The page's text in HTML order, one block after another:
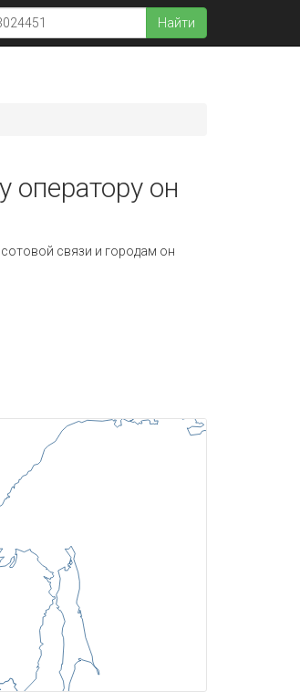
Найти
оператору он
связи и городам он